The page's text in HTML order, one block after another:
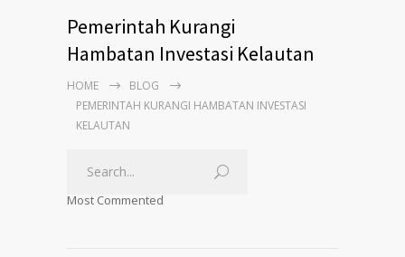
Pemerintah Kurangi
Hambatan Investasi Kelautan
HOME
BLOG
PEMERINTAH KURANGI HAMBATAN INVESTASI
KELAUTAN
Most Commented